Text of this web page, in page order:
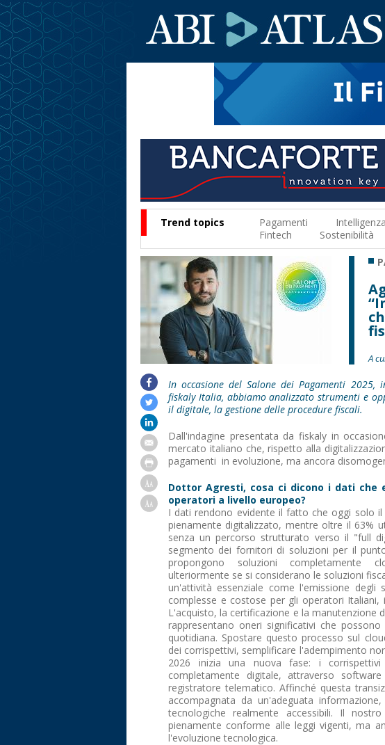
Trend topics Pagamenti
Fintech
Sostenibilità
A
In occasione del Salone dei Pagamenti 2025,
fiskaly Italia, abbiamo analizzato strumenti e
il digitale, la gestione delle procedure fiscali.
Dall'indagine presentata da fiskaly in
mercato italiano che, rispetto alla
pagamenti in evoluzione, ma ancora
Dottor Agresti, cosa ci dicono i dati che
operatori a livello europeo?
I dati rendono evidente il fatto che oggi solo il
pienamente digitalizzato, mentre oltre il 63%
senza un percorso strutturato verso il "full
segmento dei fornitori di soluzioni per il
propongono soluzioni completamente
ulteriormente se si considerano le soluzioni
un'attività essenziale come l'emissione degli
complesse e costose per gli operatori
L'acquisto, la certificazione e la manutenzione
rappresentano oneri significativi che
quotidiana. Spostare questo processo sul
dei corrispettivi, semplificare l'adempimento
2026 inizia una nuova fase: i
completamente digitale, attraverso
registratore telematico. Affinché questa
accompagnata da un'adeguata
tecnologiche realmente accessibili. Il
pienamente conforme alle leggi vigenti, ma
l'evoluzione tecnologica.